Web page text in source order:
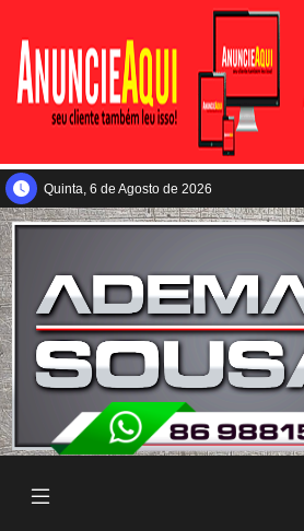
Pular para o conteúdo
Quinta, 6 de Agosto de 2026